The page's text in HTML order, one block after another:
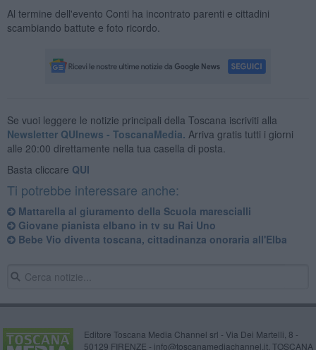
Al termine dell'evento Conti ha incontrato parenti e cittadini
scambiando battute e foto ricordo.
Se vuoi leggere le notizie principali della Toscana iscriviti alla
Newsletter QUInews - ToscanaMedia. Arriva gratis tutti i giorni
alle 20:00 direttamente nella tua casella di posta.
Basta cliccare QUI
Ti potrebbe interessare anche:
Mattarella al giuramento della Scuola marescialli
Giovane pianista elbano in tv su Rai Uno
Bebe Vio diventa toscana, cittadinanza onoraria all'Elba
Editore Toscana Media Channel srl - Via Dei Martelli, 8 -
50129 FIRENZE - info@toscanamediachannel.it. TOSCANA